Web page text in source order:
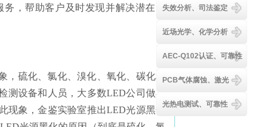
，帮助客户及时发现并解决潜在问
，硫化、氯化、溴化、氧化、碳化和
设备和人员，大多数LED公司做黑
现象，金鉴实验室推出LED光源黑化
失效分析、司法鉴定
近场光学、化学分析
AEC-Q102认证、可靠性
PCB气体腐蚀、激光
光热电测试、可靠性